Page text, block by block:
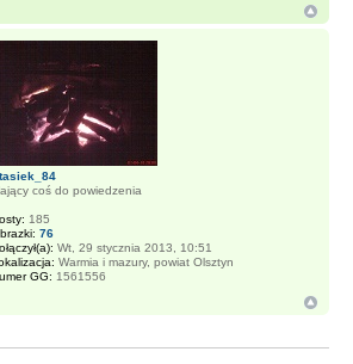
coś do powiedzenia
185
76
Wt, 29 stycznia 2013, 10:51
Warmia i mazury, powiat Olsztyn
GG: 1561556